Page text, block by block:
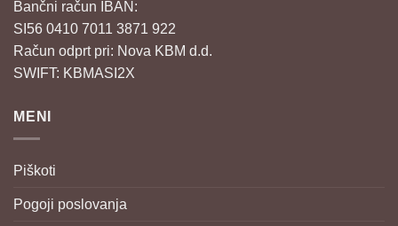
Bančni račun IBAN:
SI56 0410 7011 3871 922
Račun odprt pri: Nova KBM d.d.
SWIFT: KBMASI2X
MENI
Piškoti
Pogoji poslovanja